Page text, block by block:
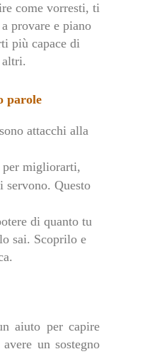
come vorresti, ti
provare e piano
più capace di
parole
attacchi alla
per migliorarti,
servono. Questo
di quanto tu
sai. Scoprilo e
aiuto per capire
un sostegno